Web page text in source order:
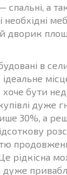
спальні, а
дворик
в
бути
дуже
30%, а
рідкісна
дуже